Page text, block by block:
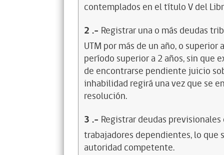
contemplados en el título V del
2 .- Registrar una o más deudas
UTM por más de un año, o
período superior a 2 años, sin que
de encontrarse pendiente juicio
inhabilidad regirá una vez que se
resolución.
3 .- Registrar deudas
trabajadores dependientes, lo
autoridad competente.